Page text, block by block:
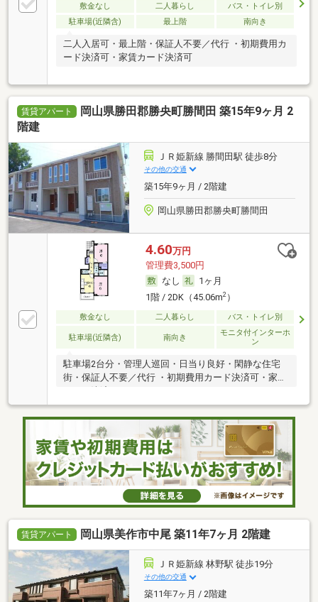
敷金なし 二人暮らし
バス・トイレ別
駐車場(近隣含)
最上階 南向き
二人入居可・最上階・保証人不要／代行 ・初期費用カ
ード決済可・家賃カード決済可
賃貸アパート
岡山県勝田郡勝央町勝間田 築15年9ヶ月 2
階建
ＪＲ姫新線 勝間田駅 徒歩8分
その他の交通
築15年9ヶ月 / 2階建
岡山県勝田郡勝央町勝間田
4.60万円
管理費3,500円
なし
1ヶ月
1階 / 2DK（45.06m2）
敷金なし 二人暮らし バス・トイレ別
駐車場(近隣含) 南向き
モニタ付インターホ
ン
駐車場2台分・管理人巡回・日当り良好・閑静な住宅
街・保証人不要／代行 ・初期費用カード決済可・家賃
賃貸アパート 岡山県美作市中尾 築11年7ヶ月 2階建
ＪＲ姫新線 林野駅 徒歩19分
その他の交通
築11年7ヶ月 / 2階建